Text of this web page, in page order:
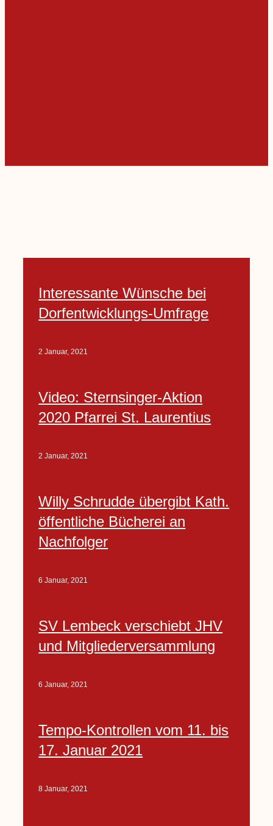
Interessante Wünsche bei
Dorfentwicklungs-Umfrage
2 Januar, 2021
Video: Sternsinger-Aktion
2020 Pfarrei St. Laurentius
2 Januar, 2021
Willy Schrudde übergibt Kath.
öffentliche Bücherei an
Nachfolger
6 Januar, 2021
SV Lembeck verschiebt JHV
und Mitgliederversammlung
6 Januar, 2021
Tempo-Kontrollen vom 11. bis
17. Januar 2021
8 Januar, 2021